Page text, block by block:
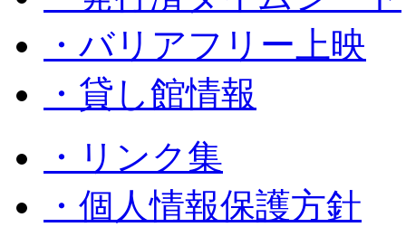
・バリアフリー上映
・貸し館情報
・リンク集
・個人情報保護方針